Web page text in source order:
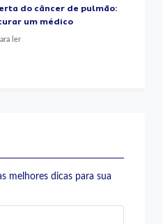
do câncer de pulmão:
um médico
ler
melhores dicas para sua